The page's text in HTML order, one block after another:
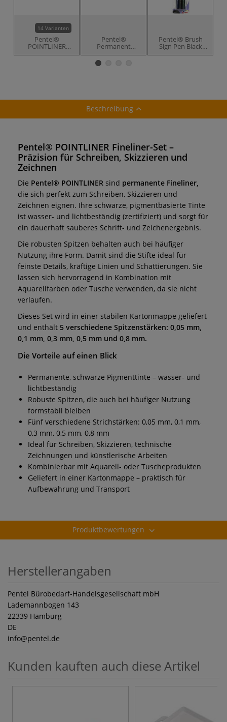
14 Varianten
Pentel®
POINTLINER
Fineliner
Pentel®
Permanent
Marker MMP10
Pentel® Brush
Sign Pen Black
Pigment, 3er-Set
Beschreibung
Pentel® POINTLINER Fineliner-Set –
Präzision für Schreiben, Skizzieren und
Zeichnen
Die Pentel® POINTLINER sind permanente Fineliner,
die sich perfekt zum Schreiben, Skizzieren und
Zeichnen eignen. Ihre schwarze, pigmentbasierte Tinte
ist wasser- und lichtbeständig (zertifiziert) und sorgt für
ein dauerhaft sauberes Schrift- und Zeichenergebnis.
Die robusten Spitzen behalten auch bei häufiger
Nutzung ihre Form. Damit sind die Stifte ideal für
feinste Details, kräftige Linien und Schattierungen. Sie
lassen sich hervorragend in Kombination mit
Aquarellfarben oder Tusche verwenden, da sie nicht
verlaufen.
Dieses Set wird in einer stabilen Kartonmappe geliefert
und enthält 5 verschiedene Spitzenstärken: 0,05 mm,
0,1 mm, 0,3 mm, 0,5 mm und 0,8 mm.
Die Vorteile auf einen Blick
Permanente, schwarze Pigmenttinte – wasser- und
lichtbeständig
Robuste Spitzen, die auch bei häufiger Nutzung
formstabil bleiben
Fünf verschiedene Strichstärken: 0,05 mm, 0,1 mm,
0,3 mm, 0,5 mm, 0,8 mm
Ideal für Schreiben, Skizzieren, technische
Zeichnungen und künstlerische Arbeiten
Kombinierbar mit Aquarell- oder Tuscheprodukten
Geliefert in einer Kartonmappe – praktisch für
Aufbewahrung und Transport
Produktbewertungen
Herstellerangaben
Pentel Bürobedarf-Handelsgesellschaft mbH
Lademannbogen 143
22339 Hamburg
DE
info@pentel.de
Kunden kauften auch diese Artikel